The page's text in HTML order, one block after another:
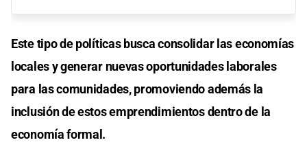
Este tipo de políticas busca consolidar las economías
locales y generar nuevas oportunidades laborales
para las comunidades, promoviendo además la
inclusión de estos emprendimientos dentro de la
economía formal.